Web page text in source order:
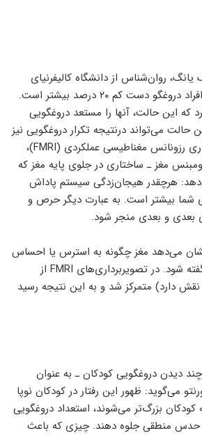
روان‌شناس از دانشگاه کالیفرنیای
جنوبی و همکارانش در این زمینه انجام دادند، نشان می‌دهد حجم تارهای عصبی در قشر جلویی مغز افراد دروغگو دست کم ۲۰ درصد بیشتر است.
که این حالت، آنها را مستعد دروغگویی
حالت می‌تواند درنتیجه تکرار دروغگویی نیز
اتفاق بیفتد. نوبیوهیتو آبه از دانشگاه کیوتو و جاشوا گرین از دانشگاه هاروارد، با استفاده ازتصویربرداری رزونانس مغناطیسی عملکردی (FMRI)،
مغز ـ ساختاری در جلوی پایه مغز که
هرچقدر هیجان‌زدگی سیستم پاداش
شما بیشتر است. به عبارت دیگر حرص و
بعدی و بعدی منجر شود.
نشان می‌دهد مغز چگونه به استرس یا احساس
ناراحتی که هنگام دروغ گفتن به وجود می‌آید عادت می‌کند و این باعث می‌شود دروغ بعدی آسان‌تر گفته شود. در تصویربرداری‌های FMRI از
دارد) متمرکز شد و به این نتیجه رسید
دیدن دروغگویی کودکان ـ به عنوان
می‌گوید: ظهور این رفتار در کودکان نوپا
بزرگ‌تر می‌شوند، استعداد دروغگویی
حدس منطقی جلوه دهند. چیزی که باعث